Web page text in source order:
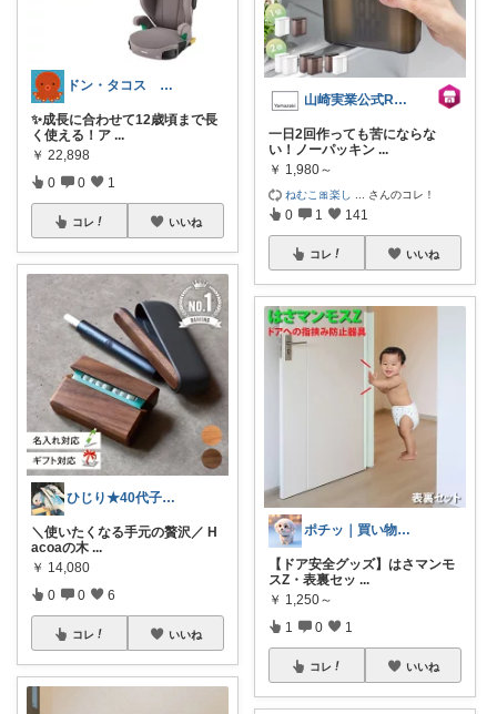
ドン・タコス 防災⚠️生活雑貨アウトドア
✨成長に合わせて12歳頃まで長
く使える！ア ...
￥ 22,898
0 0 1
コレ いいね
ひじり★40代子育てママ
＼使いたくなる手元の贅沢／ H
acoaの木 ...
￥ 14,080
0 0 6
コレ いいね
山崎実業公式ROOM
一日2回作っても苦にならな
い！ノーパッキン ...
￥ 1,980～
ねむこ🎀楽し さんのコレ！
0 1 141
コレ いいね
ポチッ｜買い物をお得に楽しむ🐶
【ドア安全グッズ】はさマンモ
スZ・表裏セッ ...
￥ 1,250～
1 0 1
コレ いいね